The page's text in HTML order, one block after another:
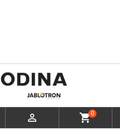
 shopping_cart0